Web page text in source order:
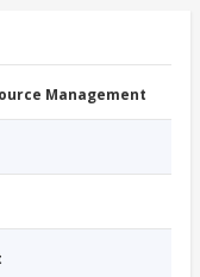
Management